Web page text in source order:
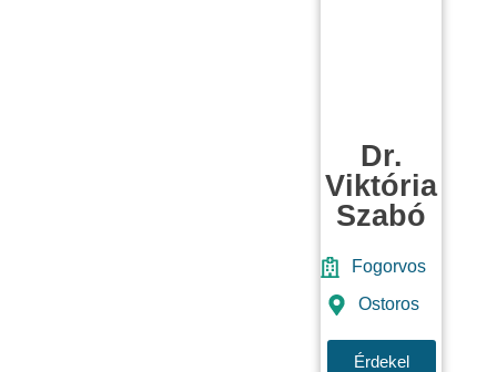
Dr.
Viktória
Szabó
Fogorvos
Ostoros
Érdekel